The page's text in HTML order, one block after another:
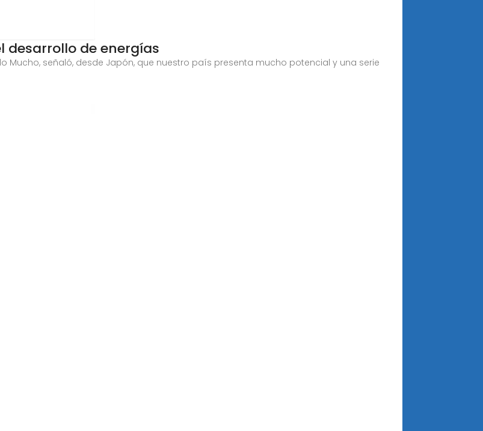
desarrollo de energías
Mucho, señaló, desde Japón, que nuestro país presenta mucho potencial y una serie